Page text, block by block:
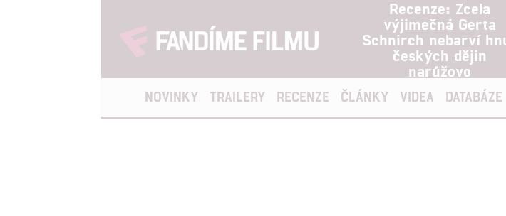
Recenze: Zcela
výjimečná Gerta
Schnirch nebarví
českých dějin
narůžovo
NOVINKY TRAILERY RECENZE ČLÁNKY VIDEA DATABÁZE